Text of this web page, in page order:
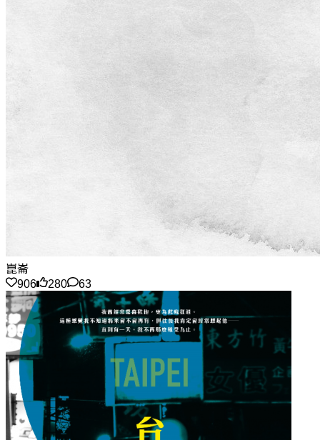
崑崙
906
280 63